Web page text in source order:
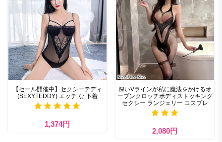
【セール開催中】セクシーテディ
(SEXYTEDDY) エッチ な 下着
1,374円
深いVラインが私に魔法をかけるオ
ープンクロッチボディストッキング
セクシー ランジェリー コスプレ
2,080円